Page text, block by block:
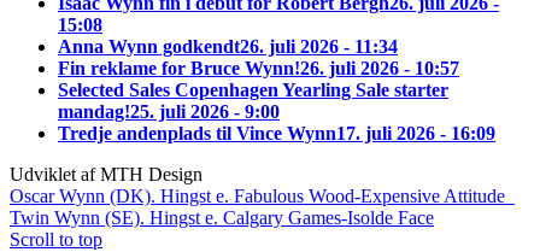
15:08
Anna Wynn godkendt26. juli 2026 - 11:34
Fin reklame for Bruce Wynn!26. juli 2026 - 10:57
Selected Sales Copenhagen Yearling Sale starter
mandag!25. juli 2026 - 9:00
Tredje andenplads til Vince Wynn17. juli 2026 - 16:09
Udviklet af MTH Design
Oscar Wynn (DK). Hingst e. Fabulous Wood-Expensive Attitude
Twin Wynn (SE). Hingst e. Calgary Games-Isolde Face
Scroll to top